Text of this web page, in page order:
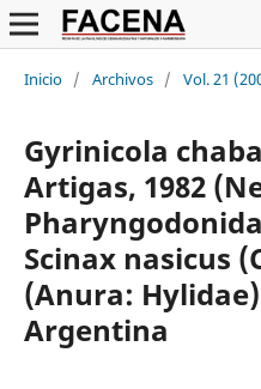
Inicio / Archivos / Vol. 21
Gyrinicola
Artigas, 1982
Scinax nasicus
(Anura:
Argentina